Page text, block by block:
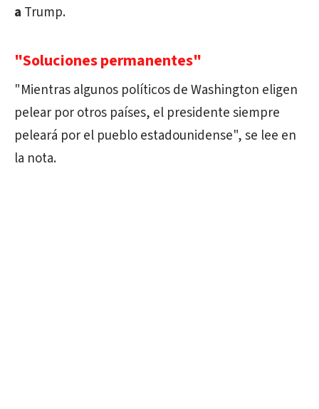
a Trump.
"Soluciones permanentes"
"Mientras algunos políticos de Washington eligen
pelear por otros países, el presidente siempre
peleará por el pueblo estadounidense", se lee en
la nota.